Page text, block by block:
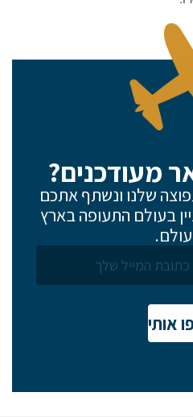
מעודכנים?
שלנו ונשתף אתכם
בעולם התעופה בארץ
אותי
מעוניינים